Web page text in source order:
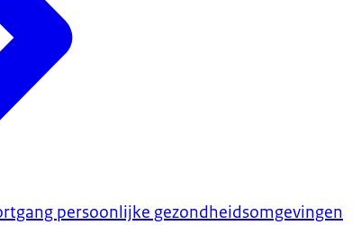
persoonlijke gezondheidsomgevingen